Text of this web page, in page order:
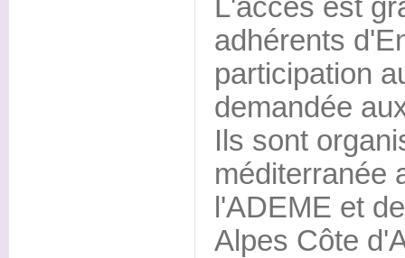
L'accès est
adhérents
participation
demandée
Ils sont
méditerranée
l'ADEME et
Alpes Côte